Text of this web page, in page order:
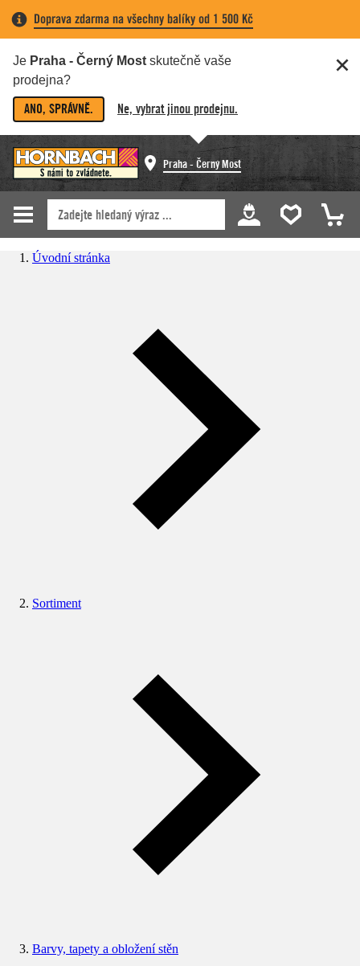
Doprava zdarma na všechny balíky od 1 500 Kč
Je Praha - Černý Most skutečně vaše
prodejna?
ANO, SPRÁVNĚ. Ne, vybrat jinou prodejnu.
Praha - Černý Most
Úvodní stránka
Sortiment
Barvy, tapety a obložení stěn